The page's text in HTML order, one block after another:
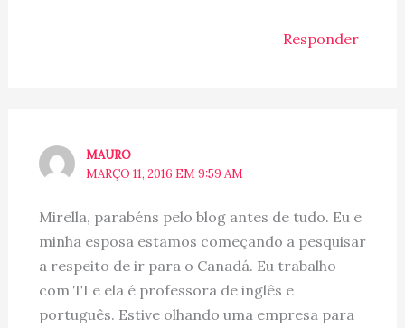
Responder
MAURO
MARÇO 11, 2016 EM 9:59 AM
Mirella, parabéns pelo blog antes de tudo. Eu e
minha esposa estamos começando a pesquisar
a respeito de ir para o Canadá. Eu trabalho
com TI e ela é professora de inglês e
português. Estive olhando uma empresa para